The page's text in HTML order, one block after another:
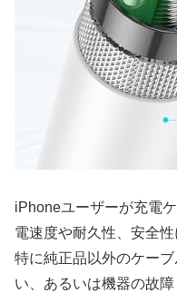
iPhoneユーザーが充電
電速度や耐久性、安全
特に純正品以外のケー
い、あるいは機器の故